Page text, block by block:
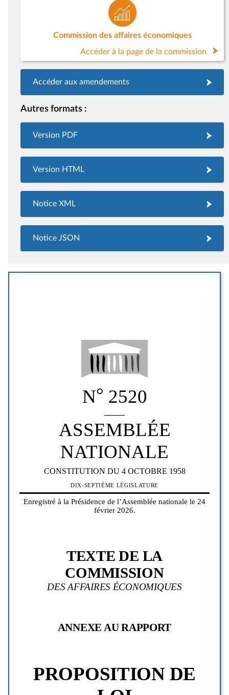
Commission des affaires économiques
Accéder à la page de la commission
Accéder aux amendements
Autres formats :
Version PDF
Version HTML
Notice XML
Notice JSON